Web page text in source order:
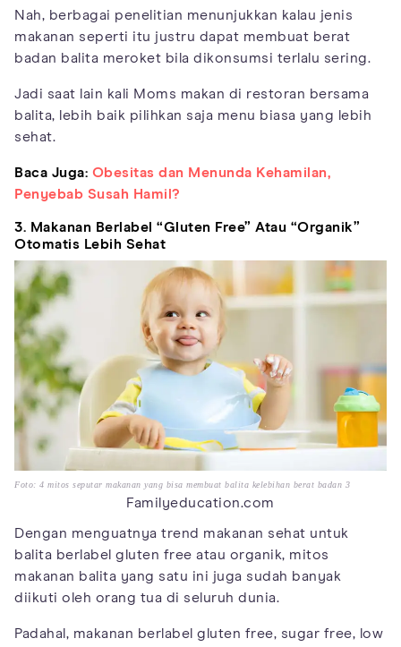
Nah, berbagai penelitian menunjukkan kalau jenis
makanan seperti itu justru dapat membuat berat
badan balita meroket bila dikonsumsi terlalu sering.
Jadi saat lain kali Moms makan di restoran bersama
balita, lebih baik pilihkan saja menu biasa yang lebih
sehat.
Baca Juga: Obesitas dan Menunda Kehamilan,
Penyebab Susah Hamil?
3. Makanan Berlabel “Gluten Free” Atau “Organik”
Otomatis Lebih Sehat
Foto: 4 mitos seputar makanan yang bisa membuat balita kelebihan berat badan 3
Familyeducation.com
Dengan menguatnya trend makanan sehat untuk
balita berlabel gluten free atau organik, mitos
makanan balita yang satu ini juga sudah banyak
diikuti oleh orang tua di seluruh dunia.
Padahal, makanan berlabel gluten free, sugar free, low